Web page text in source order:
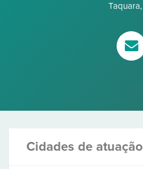
Taquara,
Cidades de atuação